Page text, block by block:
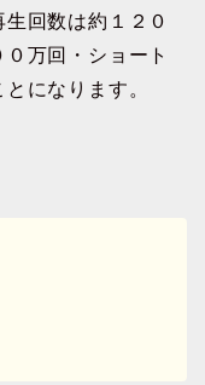
回数は約１２０
万回・ショート
になります。